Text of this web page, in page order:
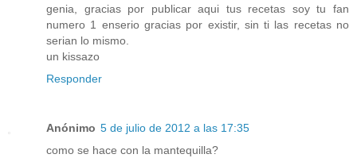
genia, gracias por publicar aqui tus recetas soy tu fan
numero 1 enserio gracias por existir, sin ti las recetas no
serian lo mismo.
un kissazo
Responder
Anónimo 5 de julio de 2012 a las 17:35
como se hace con la mantequilla?